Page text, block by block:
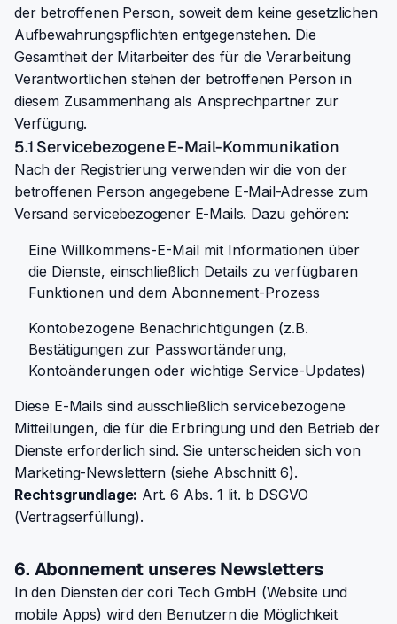
der betroffenen Person, soweit dem keine gesetzlichen
Aufbewahrungspflichten entgegenstehen. Die
Gesamtheit der Mitarbeiter des für die Verarbeitung
Verantwortlichen stehen der betroffenen Person in
diesem Zusammenhang als Ansprechpartner zur
Verfügung.
5.1 Servicebezogene E-Mail-Kommunikation
Nach der Registrierung verwenden wir die von der
betroffenen Person angegebene E-Mail-Adresse zum
Versand servicebezogener E-Mails. Dazu gehören:
Eine Willkommens-E-Mail mit Informationen über
die Dienste, einschließlich Details zu verfügbaren
Funktionen und dem Abonnement-Prozess
Kontobezogene Benachrichtigungen (z.B.
Bestätigungen zur Passwortänderung,
Kontoänderungen oder wichtige Service-Updates)
Diese E-Mails sind ausschließlich servicebezogene
Mitteilungen, die für die Erbringung und den Betrieb der
Dienste erforderlich sind. Sie unterscheiden sich von
Marketing-Newslettern (siehe Abschnitt 6).
Rechtsgrundlage: Art. 6 Abs. 1 lit. b DSGVO
(Vertragserfüllung).
6. Abonnement unseres Newsletters
In den Diensten der cori Tech GmbH (Website und
mobile Apps) wird den Benutzern die Möglichkeit